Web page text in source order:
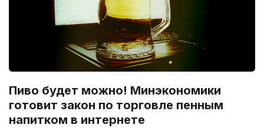
Пиво будет можно! Минэкономики
готовит закон по торговле пенным
напитком в интернете